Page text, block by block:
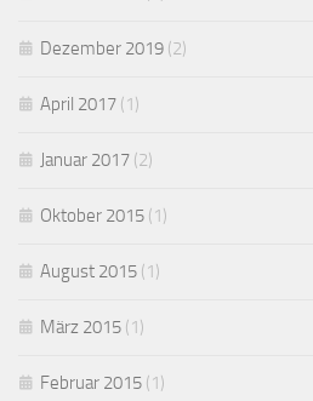
Dezember 2019 (2)
April 2017 (1)
Januar 2017 (2)
Oktober 2015 (1)
August 2015 (1)
März 2015 (1)
Februar 2015 (1)